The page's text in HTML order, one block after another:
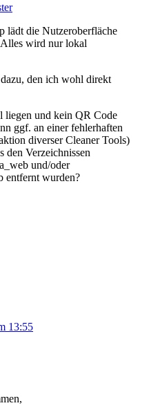
lädt die Nutzeroberfläche
wird nur lokal
den ich wohl direkt
liegen und kein QR Code
ggf. an einer fehlerhaften
diverser Cleaner Tools)
den Verzeichnissen
und/oder
entfernt wurden?
13:55